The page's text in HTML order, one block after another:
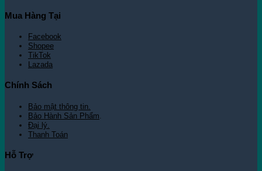
Mua Hàng Tại
Facebook
Shopee
TikTok
Lazada
Chính Sách
Bảo mật thông tin.
Bảo Hành Sản Phẩm.
Đại lý.
Thanh Toán
Hỗ Trợ